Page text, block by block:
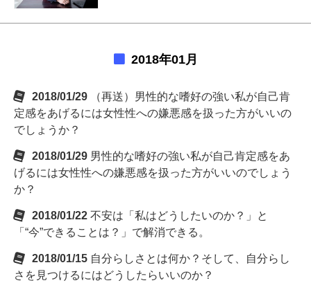
2018年01月
2018/01/29
（再送）男性的な嗜好の強い私が自己肯
定感をあげるには女性性への嫌悪感を扱った方がいいの
でしょうか？
2018/01/29 男性的な嗜好の強い私が自己肯定感をあ
げるには女性性への嫌悪感を扱った方がいいのでしょう
か？
2018/01/22 不安は「私はどうしたいのか？」と
「“今”できることは？」で解消できる。
2018/01/15 自分らしさとは何か？そして、自分らし
さを見つけるにはどうしたらいいのか？